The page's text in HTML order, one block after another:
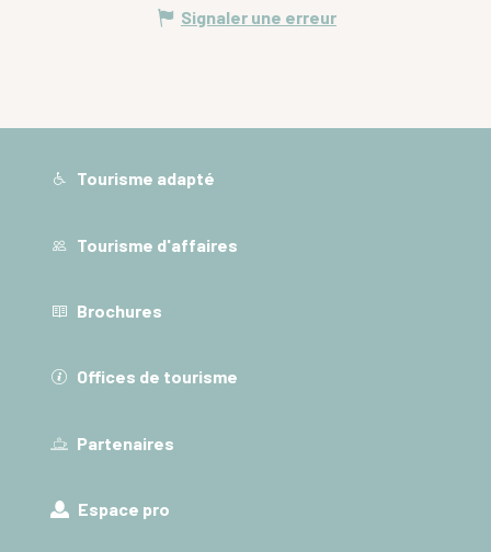
Signaler une erreur
Tourisme adapté
Tourisme d'affaires
Brochures
Offices de tourisme
Partenaires
Espace pro